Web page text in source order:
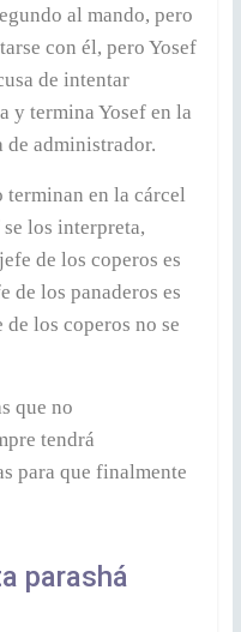
al mando, pero
con él, pero Yosef
de intentar
y termina Yosef en la
de administrador.
terminan en la cárcel
los interpreta,
de los coperos es
de los panaderos es
los coperos no se
que no
tendrá
para que finalmente
parashá